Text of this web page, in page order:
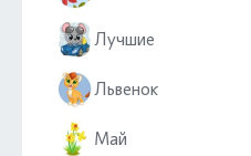
Лучшие
Львенок
Май